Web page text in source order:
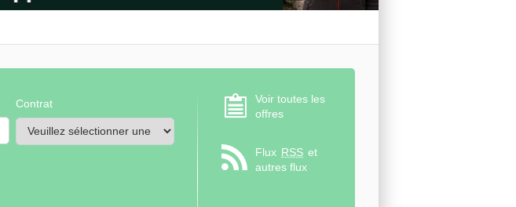
Contrat
Voir toutes les
offres
Flux RSS et
autres flux